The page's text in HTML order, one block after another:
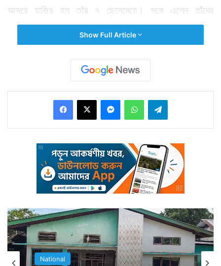
আসরে হাজির হল তাঁর ৭ ছেলেমেয়ে। সঙ্গে এলেন তাঁদের
মায়েরাও। মায়েরাও বলতে ৪ মহিলা। কারণ ওই ব্যক্তি এর আগে
৪টি বিয়ে করে ফেলেছিলেন। তাঁদেরই সন্তানেরা বাবার বিয়ের
আসরে এসে হাজির।
বিয়ের আসরে এসে তারা জানিয়ে দেয় তাদের পরিচয়। জানায় যে
ব্যক্তি বিয়ে করতে বসেছেন তারা ওই ব্যক্তির ছেলেমেয়ে। ৪
Show Full Article
National